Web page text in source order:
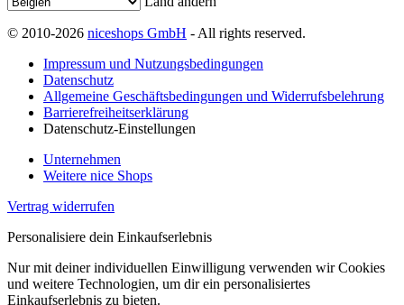
© 2010-2026 niceshops GmbH - All rights reserved.
Impressum und Nutzungsbedingungen
Datenschutz
Allgemeine Geschäftsbedingungen und Widerrufsbelehrung
Barrierefreiheitserklärung
Datenschutz-Einstellungen
Unternehmen
Weitere nice Shops
Vertrag widerrufen
Personalisiere dein Einkaufserlebnis
Nur mit deiner individuellen Einwilligung verwenden wir Cookies
und weitere Technologien, um dir ein personalisiertes
Einkaufserlebnis zu bieten.